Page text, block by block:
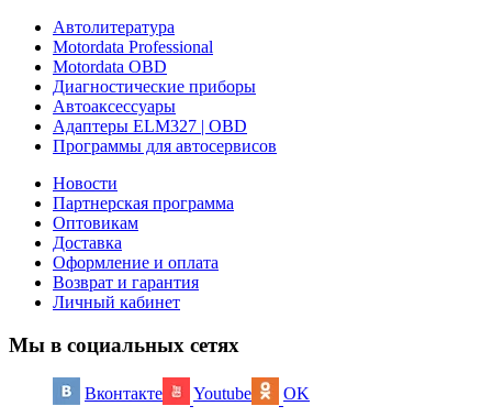
Автолитература
Motordata Professional
Motordata OBD
Диагностические приборы
Автоаксессуары
Адаптеры ELM327 | OBD
Программы для автосервисов
Новости
Партнерская программа
Оптовикам
Доставка
Оформление и оплата
Возврат и гарантия
Личный кабинет
Мы в социальных сетях
Вконтакте Youtube OK